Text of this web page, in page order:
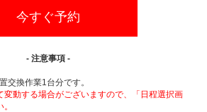
今すぐ予約
- 注意事項 -
交換作業1台分です。
動する場合がございますので、「日程選択画